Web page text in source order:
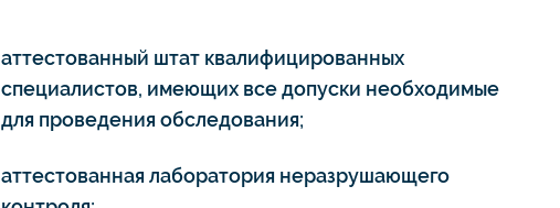
аттестованный штат квалифицированных
специалистов, имеющих все допуски необходимые
для проведения обследования;
аттестованная лаборатория неразрушающего